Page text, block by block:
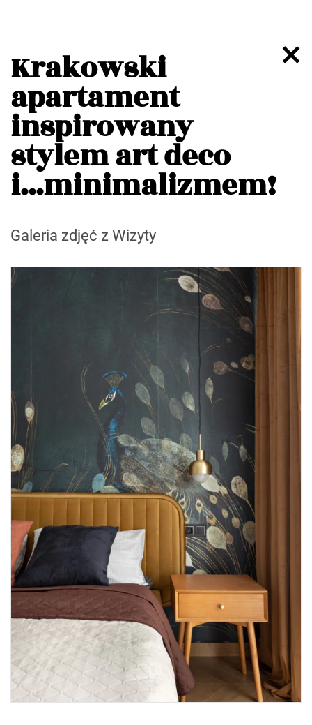
Krakowski
apartament
inspirowany
stylem art deco
i...minimalizmem!
Galeria zdjęć z Wizyty